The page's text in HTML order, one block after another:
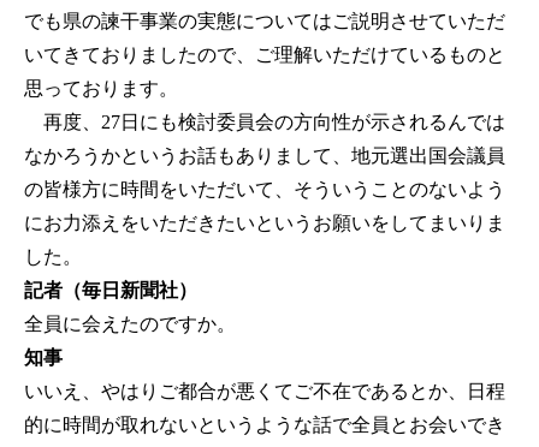
でも県の諫干事業の実態についてはご説明させていただ
いてきておりましたので、ご理解いただけているものと
思っております。
再度、27日にも検討委員会の方向性が示されるんでは
なかろうかというお話もありまして、地元選出国会議員
の皆様方に時間をいただいて、そういうことのないよう
にお力添えをいただきたいというお願いをしてまいりま
した。
記者（毎日新聞社）
全員に会えたのですか。
知事
いいえ、やはりご都合が悪くてご不在であるとか、日程
的に時間が取れないというような話で全員とお会いでき